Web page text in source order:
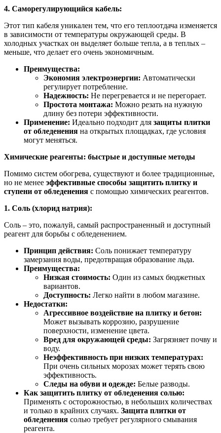
4. Саморегулирующийся кабель:
Этот тип кабеля уникален тем, что его теплоотдача изменяется
в зависимости от температуры окружающей среды. В
холодных участках он выделяет больше тепла, а в теплых –
меньше, что делает его очень экономичным.
Преимущества:
Экономия электроэнергии: Автоматически
регулирует потребление.
Надежность: Не перегревается и не перегорает.
Простота монтажа: Можно резать на нужную
длину без потери эффективности.
Применение: Идеально подходит для защиты плитки
от обледенения на открытых площадках, где условия
могут меняться.
Химические реагенты: быстрые и доступные методы
Помимо систем обогрева, существуют и более традиционные,
но не менее эффективные способы защитить плитку и
ступени от обледенения с помощью химических реагентов.
1. Соль (хлорид натрия):
Соль – это, пожалуй, самый распространенный и доступный
реагент для борьбы с обледенением.
Принцип действия: Соль понижает температуру
замерзания воды, предотвращая образование льда.
Преимущества:
Низкая стоимость: Один из самых бюджетных
вариантов.
Доступность: Легко найти в любом магазине.
Недостатки:
Агрессивное воздействие на плитку и бетон:
Может вызывать коррозию, разрушение
поверхности, изменение цвета.
Вред для окружающей среды: Загрязняет почву и
воду.
Неэффективность при низких температурах:
При очень сильных морозах может терять свою
эффективность.
Следы на обуви и одежде: Белые разводы.
Как защитить плитку от обледенения солью:
Применять с осторожностью, в небольших количествах
и только в крайних случаях. Защита плитки от
обледенения солью требует регулярного смывания
реагента.